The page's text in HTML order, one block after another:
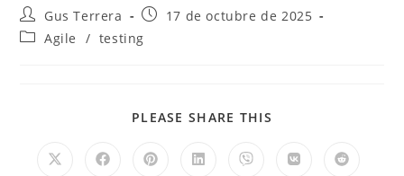
Gus Terrera
17 de octubre de 2025
Agile
/ testing
PLEASE SHARE THIS